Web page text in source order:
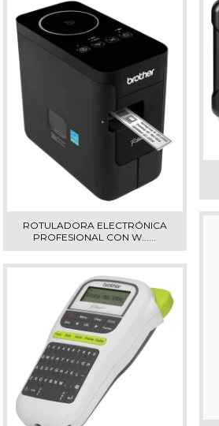
ROTULADORA ELECTRÓNICA
PROFESIONAL CON W......